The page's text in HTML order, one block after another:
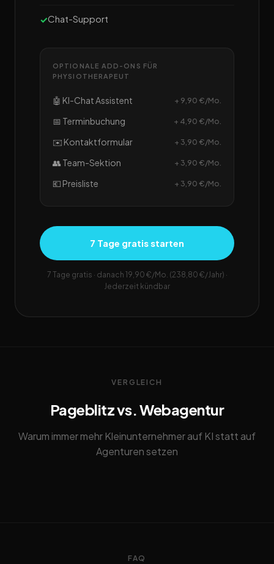
Chat-Support
OPTIONALE ADD-ONS FÜR
PHYSIOTHERAPEUT
🤖 KI-Chat Assistent + 9,90 €/Mo.
📅 Terminbuchung + 4,90 €/Mo.
✉️ Kontaktformular + 3,90 €/Mo.
👥 Team-Sektion + 3,90 €/Mo.
💶 Preisliste + 3,90 €/Mo.
7 Tage gratis starten
7 Tage gratis · danach 19,90 €/Mo. (238,80 €/Jahr) ·
Jederzeit kündbar
VERGLEICH
Pageblitz vs. Webagentur
Warum immer mehr Kleinunternehmer auf KI statt auf
Agenturen setzen
FAQ